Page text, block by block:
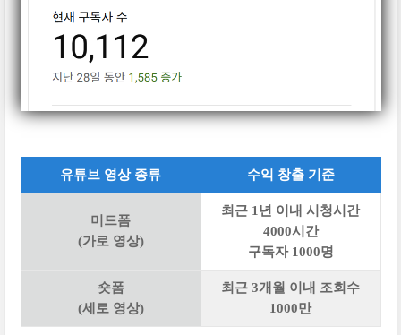
유튜브 영상 종류 수익 창출 기준
미드폼
(가로 영상)
최근 1년 이내 시청시간
4000시간
구독자 1000명
숏폼
(세로 영상)
최근 3개월 이내 조회수
1000만